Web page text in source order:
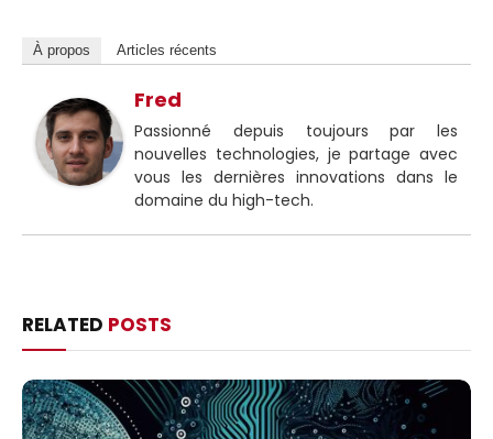
À propos Articles récents
Fred
Passionné depuis toujours par les
nouvelles technologies, je partage avec
vous les dernières innovations dans le
domaine du high-tech.
RELATED POSTS